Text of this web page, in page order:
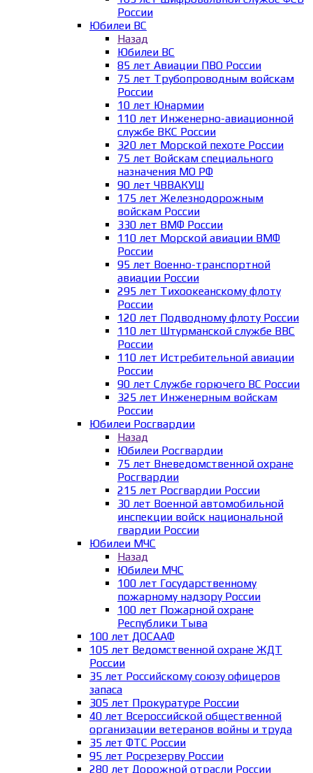
России
Юбилеи ВС
Назад
Юбилеи ВС
85 лет Авиации ПВО России
75 лет Трубопроводным войскам
России
10 лет Юнармии
110 лет Инженерно-авиационной
службе ВКС России
320 лет Морской пехоте России
75 лет Войскам специального
назначения МО РФ
90 лет ЧВВАКУШ
175 лет Железнодорожным
войскам России
330 лет ВМФ России
110 лет Морской авиации ВМФ
России
95 лет Военно-транспортной
авиации России
295 лет Тихоокеанскому флоту
России
120 лет Подводному флоту России
110 лет Штурманской службе ВВС
России
110 лет Истребительной авиации
России
90 лет Службе горючего ВС России
325 лет Инженерным войскам
России
Юбилеи Росгвардии
Назад
Юбилеи Росгвардии
75 лет Вневедомственной охране
Росгвардии
215 лет Росгвардии России
30 лет Военной автомобильной
инспекции войск национальной
гвардии России
Юбилеи МЧС
Назад
Юбилеи МЧС
100 лет Государственному
пожарному надзору России
100 лет Пожарной охране
Республики Тыва
100 лет ДОСААФ
105 лет Ведомственной охране ЖДТ
России
35 лет Российскому союзу офицеров
запаса
305 лет Прокуратуре России
40 лет Всероссийской общественной
организации ветеранов войны и труда
35 лет ФТС России
95 лет Росрезерву России
280 лет Дорожной отрасли России